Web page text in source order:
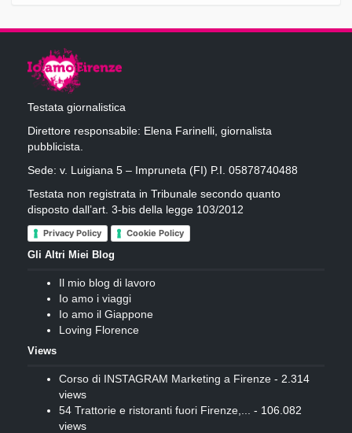
Testata giornalistica
Direttore responsabile: Elena Farinelli, giornalista
pubblicista.
Sede: v. Luigiana 5 – Impruneta (FI) P.I. 05878740488
Testata non registrata in Tribunale secondo quanto
disposto dall’art. 3-bis della legge 103/2012
Privacy Policy Cookie Policy
Gli Altri Miei Blog
Il mio blog di lavoro
Io amo i viaggi
Io amo il Giappone
Loving Florence
Views
Corso di INSTAGRAM Marketing a Firenze - 2.314
views
54 Trattorie e ristoranti fuori Firenze,... - 106.082
views